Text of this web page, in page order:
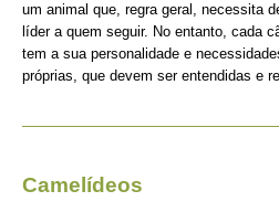
um animal que, regra geral, necessita
líder a quem seguir. No entanto, cada
tem a sua personalidade e
próprias, que devem ser entendidas e
Camelídeos